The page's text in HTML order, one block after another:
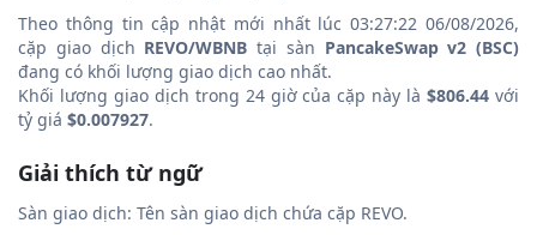
Theo thông tin cập nhật mới nhất lúc 03:27:22 06/08/2026,
cặp giao dịch REVO/WBNB tại sàn PancakeSwap v2 (BSC)
đang có khối lượng giao dịch cao nhất.
Khối lượng giao dịch trong 24 giờ của cặp này là$806.44 với
tỷ giá $0.007927.
Giải thích từ ngữ
Sàn giao dịch: Tên sàn giao dịch chứa cặp REVO.